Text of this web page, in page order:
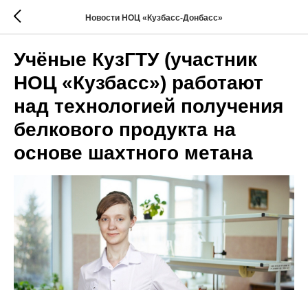
Новости НОЦ «Кузбасс-Донбасс»
Учёные КузГТУ (участник
НОЦ «Кузбасс») работают
над технологией получения
белкового продукта на
основе шахтного метана